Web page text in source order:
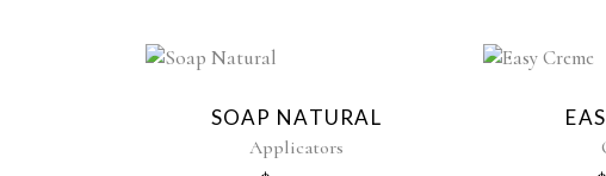
SOAP NATURAL
Applicators